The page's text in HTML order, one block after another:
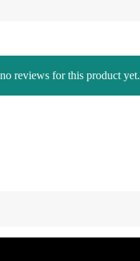
reviews for this product yet.